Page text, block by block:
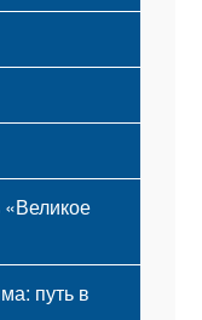
путь в